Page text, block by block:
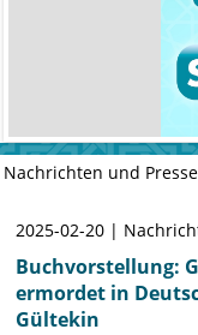
Nachrichten und
2025-02-20 |
Buchvorstellung:
ermordet in
Gültekin